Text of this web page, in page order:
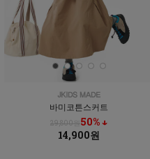
바미코튼스커트
29,800원50% ↓
14,900원